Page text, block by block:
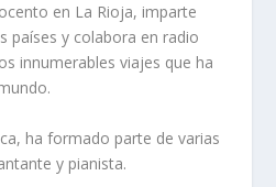
en La Rioja, imparte
países y colabora en radio
innumerables viajes que ha
ha formado parte de varias
y pianista.